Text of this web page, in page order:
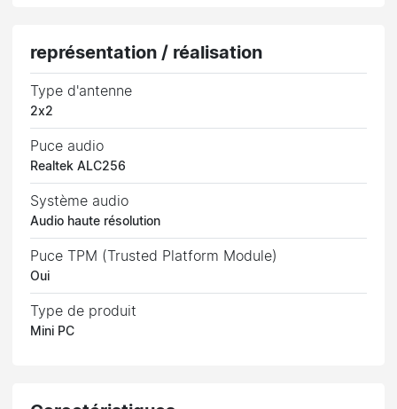
représentation / réalisation
Type d'antenne
2x2
Puce audio
Realtek ALC256
Système audio
Audio haute résolution
Puce TPM (Trusted Platform Module)
Oui
Type de produit
Mini PC